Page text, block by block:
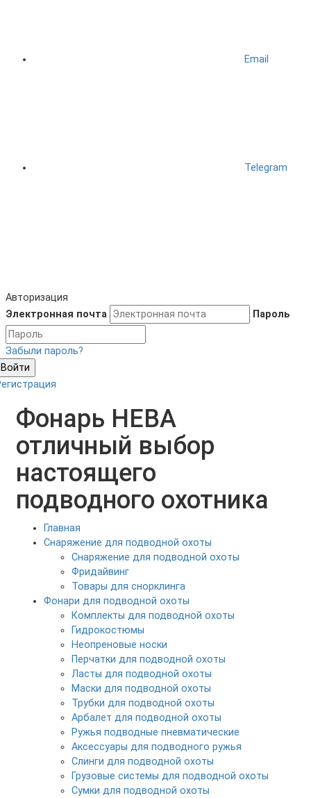
Email
Telegram
Авторизация
Электронная почта
Пароль
Забыли пароль?
Войти
Фонарь НЕВА
отличный выбор
настоящего
подводного охотника
Главная
Снаряжение для подводной охоты
Снаряжение для подводной охоты
Фридайвинг
Товары для снорклинга
Фонари для подводной охоты
Комплекты для подводной охоты
Гидрокостюмы
Неопреновые носки
Перчатки для подводной охоты
Ласты для подводной охоты
Маски для подводной охоты
Трубки для подводной охоты
Арбалет для подводной охоты
Ружья подводные пневматические
Аксессуары для подводного ружья
Слинги для подводной охоты
Грузовые системы для подводной охоты
Сумки для подводной охоты